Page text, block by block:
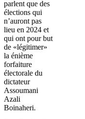
parlent que des
élections qui
n’auront pas
lieu en 2024 et
qui ont pour but
de «légitimer»
la énième
forfaiture
électorale du
dictateur
Assoumani
Azali
Boinaheri.